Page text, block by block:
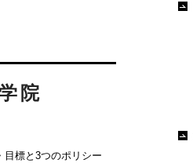
院
目標と3つのポリシー